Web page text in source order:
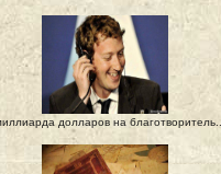
долларов на благотворитель...